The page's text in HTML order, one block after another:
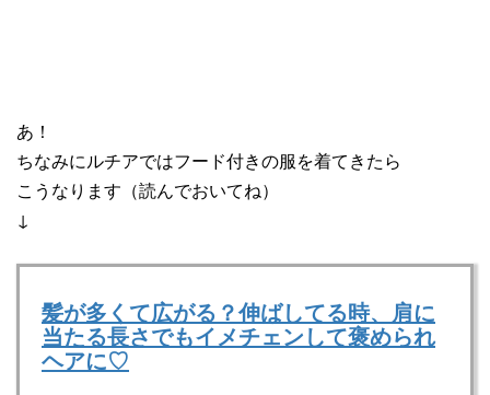
あ！
ちなみにルチアではフード付きの服を着てきたら
こうなります（読んでおいてね）
↓
髪が多くて広がる？伸ばしてる時、肩に
当たる長さでもイメチェンして褒められ
ヘアに♡